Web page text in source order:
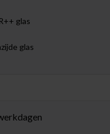
glas
glas